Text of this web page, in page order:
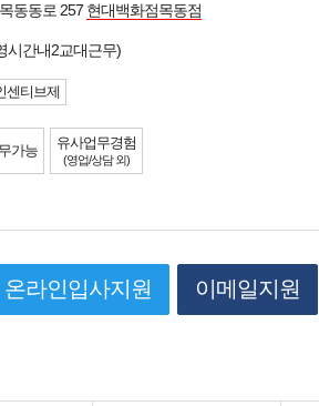
동동로 257 현대백화점목동점
시간내2교대근무)
센티브제
가능 유사업무경험
(영업/상담 외)
온라인입사지원 이메일지원